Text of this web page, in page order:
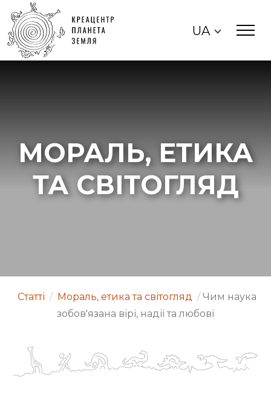
UA
МОРАЛЬ, ЕТИКА
ТА СВІТОГЛЯД
Статті / Мораль, етика та світогляд / Чим наука
зобов'язана вірі, надії та любові